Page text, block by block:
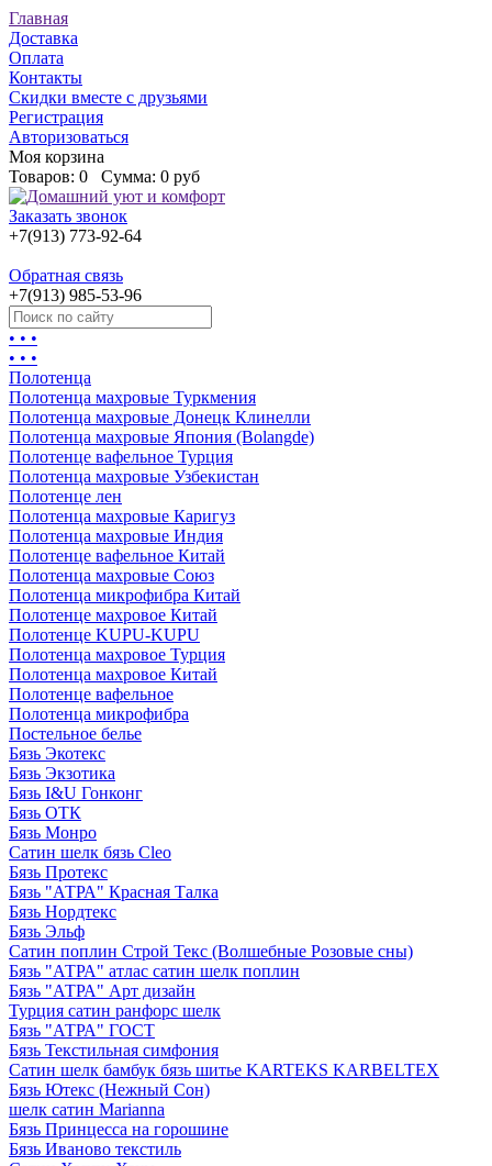
Главная
Доставка
Оплата
Контакты
Скидки вместе с друзьями
Регистрация
Авторизоваться
Моя корзина
Товаров: 0 Сумма: 0 руб
Заказать звонок
+7(913) 773-92-64
Обратная связь
+7(913) 985-53-96
• • •
• • •
Полотенца
Полотенца махровые Туркмения
Полотенца махровые Донецк Клинелли
Полотенца махровые Япония (Bolangde)
Полотенце вафельное Турция
Полотенца махровые Узбекистан
Полотенце лен
Полотенца махровые Каригуз
Полотенца махровые Индия
Полотенце вафельное Китай
Полотенца махровые Союз
Полотенца микрофибра Китай
Полотенце махровое Китай
Полотенце KUPU-KUPU
Полотенца махровое Турция
Полотенца махровое Китай
Полотенце вафельное
Полотенца микрофибра
Постельное белье
Бязь Экотекс
Бязь Экзотика
Бязь I&U Гонконг
Бязь ОТК
Бязь Монро
Сатин шелк бязь Cleo
Бязь Протекс
Бязь "АТРА" Красная Талка
Бязь Нордтекс
Бязь Эльф
Сатин поплин Строй Текс (Волшебные Розовые сны)
Бязь "АТРА" атлас сатин шелк поплин
Бязь "АТРА" Арт дизайн
Турция сатин ранфорс шелк
Бязь "АТРА" ГОСТ
Бязь Текстильная симфония
Сатин шелк бамбук бязь шитье KARTEKS KARBELTEX
Бязь Ютекс (Нежный Сон)
шелк сатин Marianna
Бязь Принцесса на горошине
Бязь Иваново текстиль